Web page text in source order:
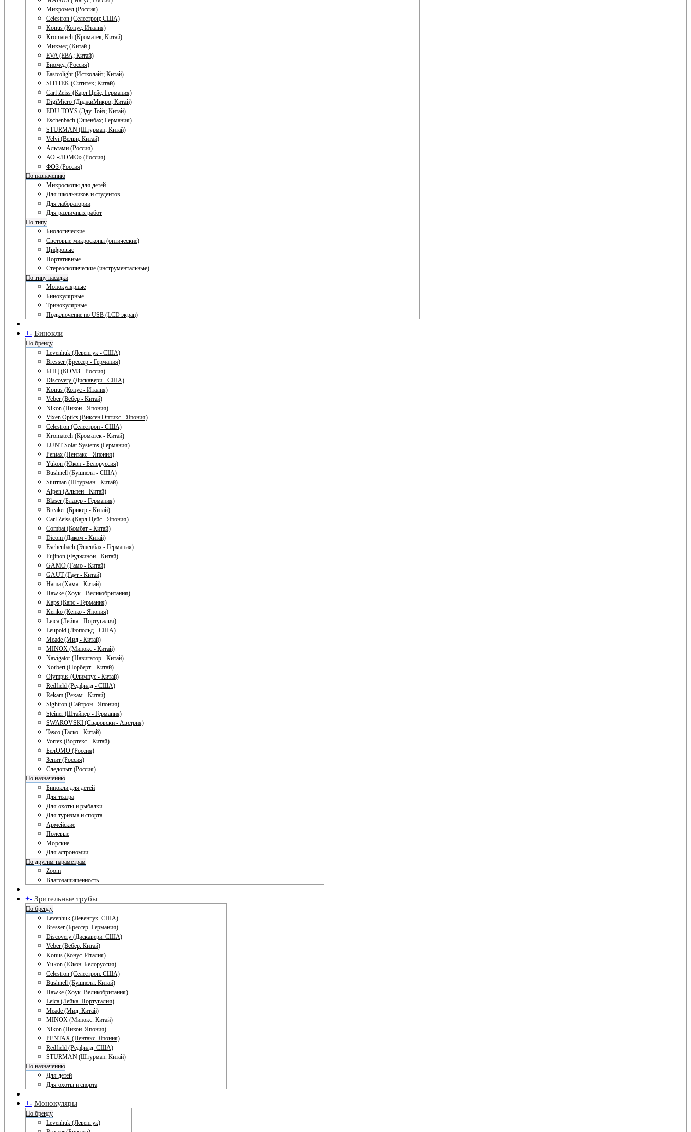
Микромед (Россия)
Celestron (Селестрон; США)
Konus (Конус; Италия)
Kromatech (Кроматек; Китай)
Микмед (Китай.)
EVA (ЕВА; Китай)
Биомед (Россия)
Eastcolight (Истколайт; Китай)
SITITEK (Сититек; Китай)
Carl Zeiss (Карл Цейс; Германия)
DigiMicro (ДиджиМикро; Китай)
EDU-TOYS (Эду-Тойз; Китай)
Eschenbach (Эшенбах; Германия)
STURMAN (Штурман; Китай)
Velvi (Велви; Китай)
Альтами (Россия)
АО «ЛОМО» (Россия)
ФОЗ (Россия)
По назначению
Микроскопы для детей
Для школьников и студентов
Для лаборатории
Для различных работ
По типу
Биологические
Световые микроскопы (оптические)
Цифровые
Портативные
Стереоскопические (инструментальные)
По типу насадки
Монокулярные
Бинокулярные
Тринокулярные
Подключение по USB (LCD экран)
+- Бинокли
По бренду
Levenhuk (Левенгук - США)
Bresser (Брессер - Германия)
БПЦ (КОМЗ - Россия)
Discovery (Дискавери - США)
Konus (Конус - Италия)
Veber (Вебер - Китай)
Nikon (Никон - Япония)
Vixen Optics (Виксен Оптикс - Япония)
Celestron (Селестрон - США)
Kromatech (Кроматек - Китай)
LUNT Solar Systems (Германия)
Pentax (Пентакс - Япония)
Yukon (Юкон - Белоруссия)
Bushnell (Бушнелл - США)
Sturman (Штурман - Китай)
Alpen (Альпен - Китай)
Blaser (Блазер - Германия)
Breaker (Брикер - Китай)
Carl Zeiss (Карл Цейс - Япония)
Combat (Комбат - Китай)
Dicom (Диком - Китай)
Eschenbach (Эшенбах - Германия)
Fujinon (Фуджинон - Китай)
GAMO (Гамо - Китай)
GAUT (Гаут - Китай)
Hama (Хама - Китай)
Hawke (Хоук - Великобритания)
Kaps (Капс - Германия)
Kenko (Кенко - Япония)
Leica (Лейка - Португалия)
Leupold (Люпольд - США)
Meade (Мид - Китай)
MINOX (Минокс - Китай)
Navigator (Навигатор - Китай)
Norbert (Норберт - Китай)
Olympus (Олимпус - Китай)
Redfield (Редфилд - США)
Rekam (Рекам - Китай)
Sightron (Сайтрон - Япония)
Steiner (Штайнер - Германия)
SWAROVSKI (Сваровски - Австрия)
Tasco (Таско - Китай)
Vortex (Вортекс - Китай)
БелОМО (Россия)
Зенит (Россия)
Следопыт (Россия)
По назначению
Бинокли для детей
Для театра
Для охоты и рыбалки
Для туризма и спорта
Армейские
Полевые
Морские
Для астрономии
По другим параметрам
Zoom
Влагозащищенность
+- Зрительные трубы
По бренду
Levenhuk (Левенгук. США)
Bresser (Брессер. Германия)
Discovery (Дискавери. США)
Veber (Вебер. Китай)
Konus (Конус. Италия)
Yukon (Юкон. Белоруссия)
Celestron (Селестрон. США)
Bushnell (Бушнелл. Китай)
Hawke (Хоук. Великобритания)
Leica (Лейка. Португалия)
Meade (Мид. Китай)
MINOX (Минокс. Китай)
Nikon (Никон. Япония)
PENTAX (Пентакс. Япония)
Redfield (Редфилд. США)
STURMAN (Штурман. Китай)
По назначению
Для детей
Для охоты и спорта
+- Монокуляры
По бренду
Levenhuk (Левенгук)